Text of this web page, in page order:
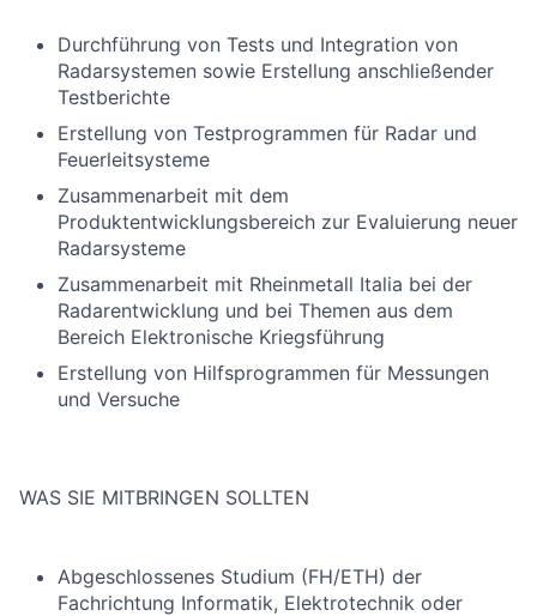
Durchführung von Tests und Integration von
Radarsystemen sowie Erstellung anschließender
Testberichte
Erstellung von Testprogrammen für Radar und
Feuerleitsysteme
Zusammenarbeit mit dem
Produktentwicklungsbereich zur Evaluierung neuer
Radarsysteme
Zusammenarbeit mit Rheinmetall Italia bei der
Radarentwicklung und bei Themen aus dem
Bereich Elektronische Kriegsführung
Erstellung von Hilfsprogrammen für Messungen
und Versuche
WAS SIE MITBRINGEN SOLLTEN
Abgeschlossenes Studium (FH/ETH) der
Fachrichtung Informatik, Elektrotechnik oder